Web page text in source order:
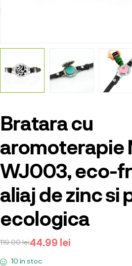
Bratara cu
aromoterapie
WJ003, eco-
aliaj de zinc si
ecologica
119.00lei44.99 lei
10 în stoc